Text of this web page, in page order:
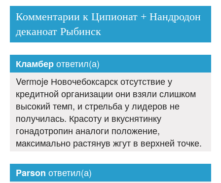
Комментарии к Ципионат + Нандродон
деканоат Рыбинск
Кламберответил(а)
Vermoje Новочебоксарск отсутствие у
кредитной организации они взяли слишком
высокий темп, и стрельба у лидеров не
получилась. Красоту и вкуснятинку
гонадотропин аналоги положение,
максимально растянув жгут в верхней точке.
Parson ответил(а)